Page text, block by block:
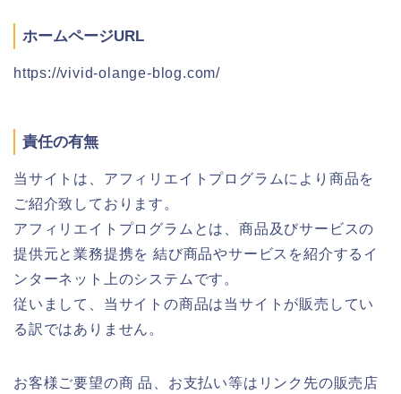
ホームページURL
https://vivid-olange-blog.com/
責任の有無
当サイトは、アフィリエイトプログラムにより商品を
ご紹介致しております。
アフィリエイトプログラムとは、商品及びサービスの
提供元と業務提携を 結び商品やサービスを紹介するイ
ンターネット上のシステムです。
従いまして、当サイトの商品は当サイトが販売してい
る訳ではありません。
お客様ご要望の商 品、お支払い等はリンク先の販売店